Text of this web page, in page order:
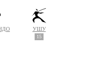
УШУ
15